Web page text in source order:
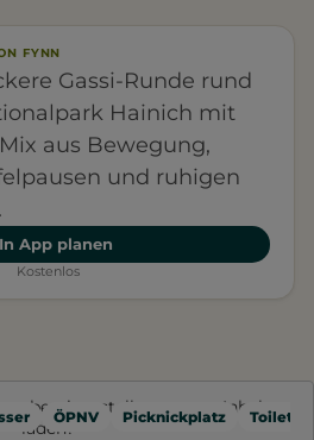
FYNN
Gassi-Runde rund
Hainich mit
aus Bewegung,
und ruhigen
In App planen
Kostenlos
ÖPNV Picknickplatz
bereitgestellte externe Inhalte
laden?